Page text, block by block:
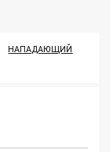
НАПАДАЮЩИЙ